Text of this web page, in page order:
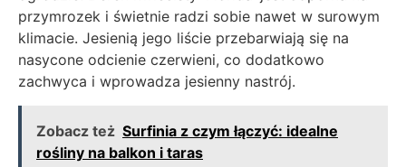
przymrozek i świetnie radzi sobie nawet w surowym
klimacie. Jesienią jego liście przebarwiają się na
nasycone odcienie czerwieni, co dodatkowo
zachwyca i wprowadza jesienny nastrój.
Zobacz też Surfinia z czym łączyć: idealne
rośliny na balkon i taras